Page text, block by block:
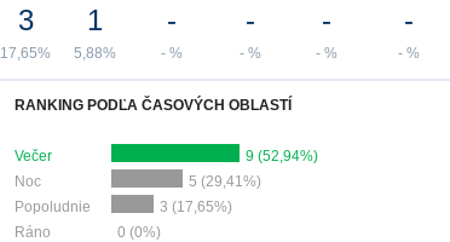
3
17,65%
1
5,88%
-
- %
-
- %
-
- %
-
- %
RANKING PODĽA ČASOVÝCH OBLASTÍ
Večer
9 (52,94%)
Noc
5 (29,41%)
Popoludnie
3 (17,65%)
Ráno
0 (0%)